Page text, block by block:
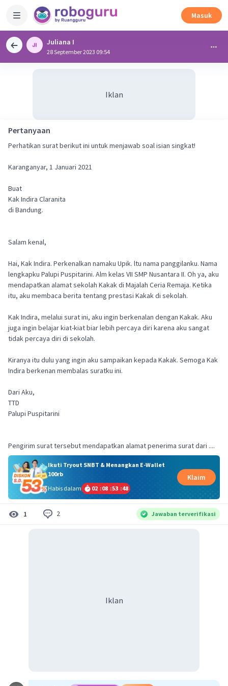
Masuk
Juliana I
28 September 2023 09:54
Iklan
Pertanyaan
Perhatikan surat berikut ini untuk menjawab soal isian singkat!
Karanganyar, 1 Januari 2021
Buat
Kak Indira Claranita
di Bandung.
Salam kenal,
Hai, Kak Indira. Perkenalkan namaku Upik. ltu nama panggilanku. Nama
lengkapku Palupi Puspitarini. Alm kelas VII SMP Nusantara II. Oh ya, aku
mendapatkan alamat sekolah Kakak di Majalah Ceria Remaja. Ketika
itu, aku membaca berita tentang prestasi Kakak di sekolah.
Kak Indira, melalui surat ini, aku ingin berkenalan dengan Kakak. Aku
juga ingin belajar kiat-kiat biar lebih percaya diri karena aku sangat
tidak percaya diri di sekolah.
Kiranya itu dulu yang ingin aku sampaikan kepada Kakak. Semoga Kak
Indira berkenan membalas suratku ini.
Dari Aku,
TTD
Palupi Puspitarini
Pengirim surat tersebut mendapatkan alamat penerima surat dari ....
Ikuti Tryout SNBT & Menangkan E-Wallet
100rb
Habis dalam
02 :08 :53 :48
Klaim
1 2 Jawaban terverifikasi
Iklan